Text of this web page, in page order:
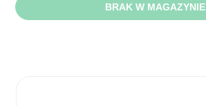
BRAK W MAGAZYNIE